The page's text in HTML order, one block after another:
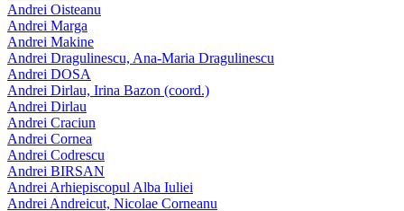
Andrei Oisteanu
Andrei Marga
Andrei Makine
Andrei Dragulinescu, Ana-Maria Dragulinescu
Andrei DOSA
Andrei Dirlau, Irina Bazon (coord.)
Andrei Dirlau
Andrei Craciun
Andrei Cornea
Andrei Codrescu
Andrei BIRSAN
Andrei Arhiepiscopul Alba Iuliei
Andrei Andreicut, Nicolae Corneanu